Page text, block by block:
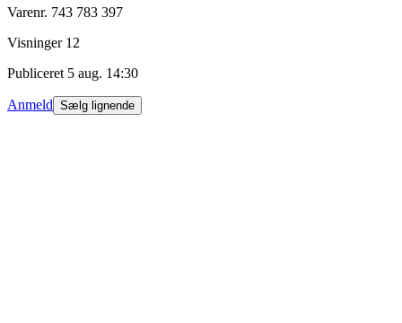
Varenr. 743 783 397
Visninger 12
Publiceret 5 aug. 14:30
Anmeld Sælg lignende